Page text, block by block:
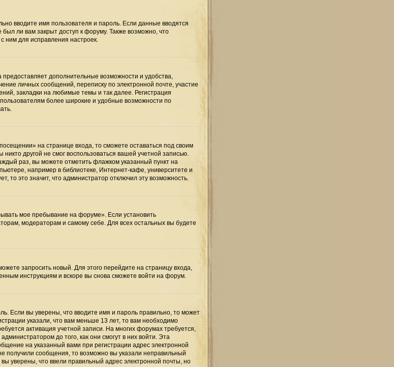
вводите имя пользователя и пароль. Если данные вводятся
ли вам закрыт доступ к форуму. Также возможно, что
ним для исправления настроек.
дополнительные возможности и удобства,
личных сообщений, переписку по электронной почте, участие
закладки на любимые темы и так далее. Регистрация
более широкие и удобные возможности по
на странице входа, то сможете оставаться под своим
другой не смог воспользоваться вашей учетной записью.
раз, вы можете отметить флажком указанный пункт на
например в библиотеке, Интернет-кафе, университете и
то это значит, что администратор отключил эту возможность.
мое пребывание на форуме». Если установить
модераторам и самому себе. Для всех остальных вы будете
запросить новый. Для этого перейдите на страницу входа,
инструкциям и вскоре вы снова сможете войти на форум.
Если вы уверены, что вводите имя и пароль правильно, то может
указали, что вам меньше 13 лет, то вам необходимо
активация учетной записи. На многих форумах требуется,
до того, как они смогут в них войти. Эта
на указанный вами при регистрации адрес электронной
получили сообщения, то возможно вы указали неправильный
уверены, что ввели правильный адрес электронной почты, но